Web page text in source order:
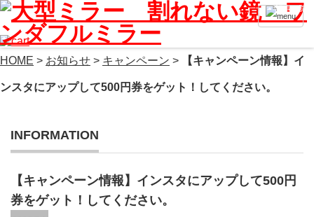
HOME > お知らせ > キャンペーン > 【キャンペーン情報】イ
ンスタにアップして500円券をゲット！してください。
INFORMATION
【キャンペーン情報】インスタにアップして500円
券をゲット！してください。
記事一覧へ